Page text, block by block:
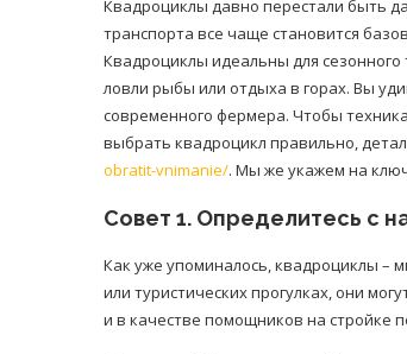
Квадроциклы давно перестали быть
транспорта все чаще становится
Квадроциклы идеальны для сезонного
ловли рыбы или отдыха в горах. Вы
современного фермера. Чтобы
выбрать квадроцикл правильно,
obratit-vnimanie/. Мы же укажем на
Совет 1. Определитесь с
Как уже упоминалось, квадроциклы –
или туристических прогулках, они
и в качестве помощников на стройке